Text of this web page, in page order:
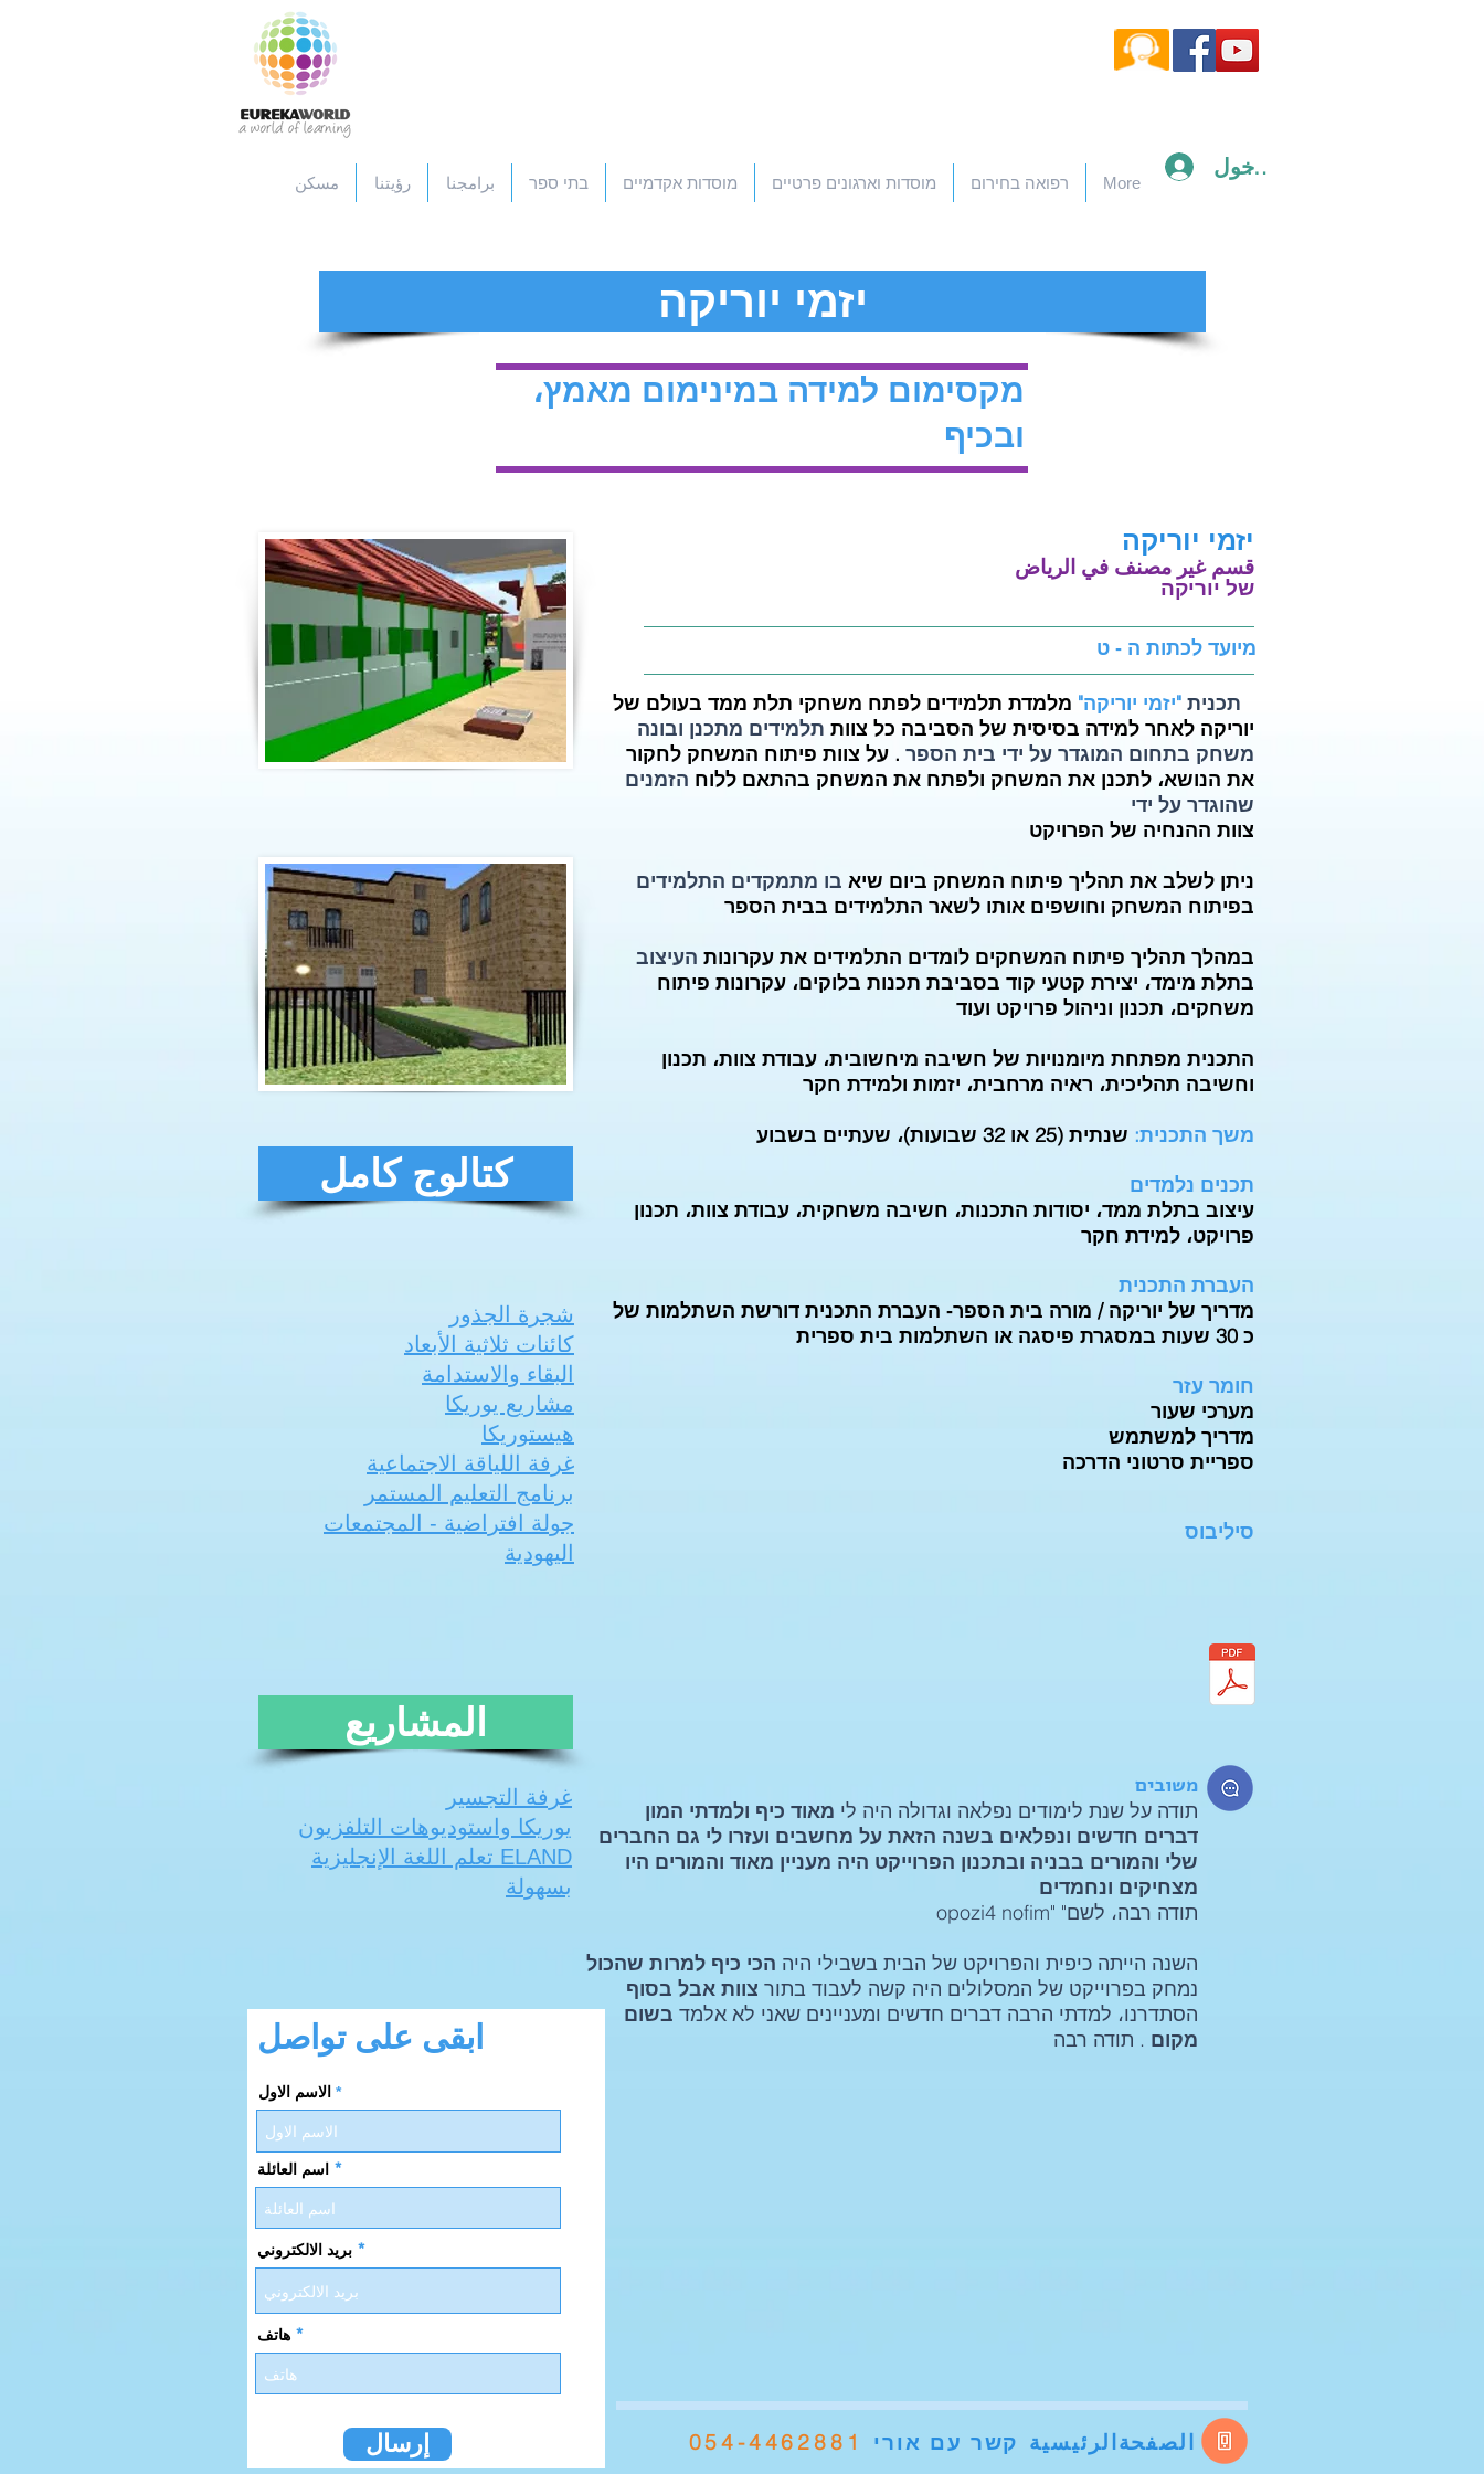
تسجيل الدخول
مسكن رؤيتنا برامجنا בתי ספר מוסדות אקדמיים מוסדות וארגונים פרטיים רפואה בחירום More
יזמי יוריקה
מקסימום למידה במינימום מאמץ،
ובכיף
كتالوج كامل
شجرة الجذور
كائنات ثلاثية الأبعاد
البقاء والاستدامة
مشاريع يوريكا
هيستوريكا
غرفة اللياقة الاجتماعية
برنامج التعليم المستمر
جولة افتراضية - المجتمعات
اليهودية
יזמי יוריקה
قسم غير مصنف في الرياض
של יוריקה
תכנית "יזמי יוריקה" מלמדת תלמידים לפתח משחקי תלת ממד בעולם של
יוריקה לאחר למידה בסיסית של הסביבה כל צוות תלמידים מתכנן ובונה
משחק בתחום המוגדר על ידי בית הספר . על צוות פיתוח המשחק לחקור
את הנושא، לתכנן את המשחק ולפתח את המשחק בהתאם ללוח הזמנים
שהוגדר על ידי
צוות ההנחיה של הפרויקט
ניתן לשלב את תהליך פיתוח המשחק ביום שיא בו מתמקדים התלמידים
בפיתוח המשחק וחושפים אותו לשאר התלמידים בבית הספר
במהלך תהליך פיתוח המשחקים לומדים התלמידים את עקרונות העיצוב
בתלת מימד، יצירת קטעי קוד בסביבת תכנות בלוקים، עקרונות פיתוח
משחקים، תכנון וניהול פרויקט ועוד
התכנית מפתחת מיומנויות של חשיבה מיחשובית، עבודת צוות، תכנון
וחשיבה תהליכית، ראיה מרחבית، יזמות ולמידת חקר
משך התכנית: שנתית (25 או 32 שבועות)، שעתיים בשבוע
תכנים נלמדים
עיצוב בתלת ממד، יסודות התכנות، חשיבה משחקית، עבודת צוות، תכנון
פרויקט، למידת חקר
העברת התכנית
מדריך של יוריקה / מורה בית הספר- העברת התכנית דורשת השתלמות של
כ 30 שעות במסגרת פיסגה או השתלמות בית ספרית
חומר עזר
מערכי שעור
מדריך למשתמש
ספריית סרטוני הדרכה
סיליבוס
מיועד לכתות ה - ט
المشاريع
غرفة التجسير
يوريكا واستوديوهات التلفزيون
ELAND تعلم اللغة الإنجليزية
بسهولة
ابقى على تواصل
الاسم الاول
اسم العائلة
بريد الالكتروني
هاتف
إرسال
משובים
תודה על שנת לימודים נפלאה וגדולה היה לי מאוד כיף ולמדתי המון
דברים חדשים ונפלאים בשנה הזאת על מחשבים ועזרו לי גם החברים
שלי והמורים בבניה ובתכנון הפרוייקט היה מעניין מאוד והמורים היו
מצחיקים ונחמדים
תודה רבה، לשם" "opozi4 nofim
השנה הייתה כיפית והפרויקט של הבית בשבילי היה הכי כיף למרות שהכול
נמחק בפרוייקט של המסלולים היה קשה לעבוד בתור צוות אבל בסוף
הסתדרנו، למדתי הרבה דברים חדשים ומעניינים שאני לא אלמד בשום
מקום . תודה רבה
الصفحة الرئيسية קשר עם אורי 054-4462881